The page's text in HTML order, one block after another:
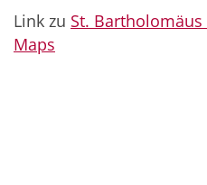
Link zu St.
Maps